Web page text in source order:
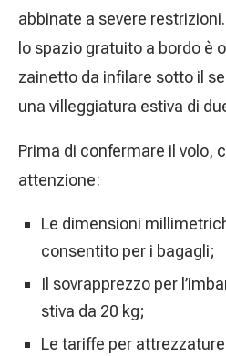
abbinate a severe
lo spazio gratuito a bordo è
zainetto da infilare sotto il
una villeggiatura estiva di
Prima di confermare il volo,
attenzione:
Le dimensioni
consentito per i bagagli;
Il sovrapprezzo per
stiva da 20 kg;
Le tariffe per